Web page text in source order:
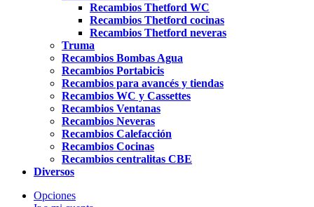
Recambios Thetford WC
Recambios Thetford cocinas
Recambios Thetford neveras
Truma
Recambios Bombas Agua
Recambios Portabicis
Recambios para avancés y tiendas
Recambios WC y Cassettes
Recambios Ventanas
Recambios Neveras
Recambios Calefacción
Recambios Cocinas
Recambios centralitas CBE
Diversos
Opciones